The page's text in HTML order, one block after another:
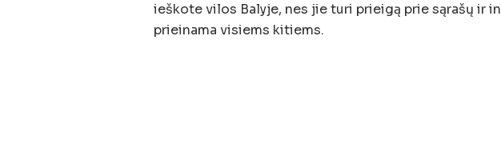
ieškote vilos Balyje, nes jie turi prieigą prie sąrašų ir
prieinama visiems kitiems.